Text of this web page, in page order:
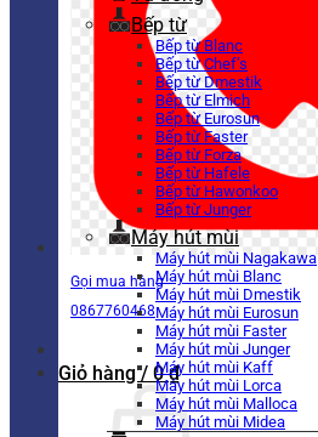
Gọi mua hàng
0867760468
Giỏ hàng / 0₫
Bếp từ
Bếp từ Blanc
Bếp từ Chef’s
Bếp từ Dmestik
Bếp từ Elmich
Bếp từ Eurosun
Bếp từ Faster
Bếp từ Forza
Bếp từ Hafele
Bếp từ Hawonkoo
Bếp từ Junger
Máy hút mùi
Máy hút mùi Nagakawa
Máy hút mùi Blanc
Máy hút mùi Dmestik
Máy hút mùi Eurosun
Máy hút mùi Faster
Máy hút mùi Junger
Máy hút mùi Kaff
Máy hút mùi Lorca
Máy hút mùi Malloca
Máy hút mùi Midea